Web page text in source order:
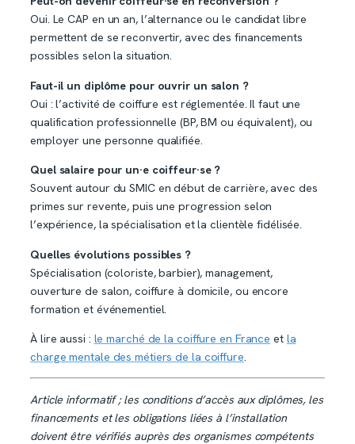
Oui. Le CAP en un an, l’alternance ou le candidat libre
permettent de se reconvertir, avec des financements
possibles selon la situation.
Faut-il un diplôme pour ouvrir un salon ?
Oui : l’activité de coiffure est réglementée. Il faut une
qualification professionnelle (BP, BM ou équivalent), ou
employer une personne qualifiée.
Quel salaire pour un·e coiffeur·se ?
Souvent autour du SMIC en début de carrière, avec des
primes sur revente, puis une progression selon
l’expérience, la spécialisation et la clientèle fidélisée.
Quelles évolutions possibles ?
Spécialisation (coloriste, barbier), management,
ouverture de salon, coiffure à domicile, ou encore
formation et événementiel.
À lire aussi : le marché de la coiffure en France et la
charge mentale des métiers de la coiffure.
Article informatif ; les conditions d’accès aux diplômes, les
financements et les obligations liées à l’installation
doivent être vérifiés auprès des organismes compétents